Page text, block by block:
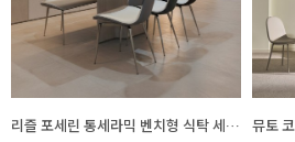
리즐 포세린 통세라믹 벤치형 식탁 세트 700-226